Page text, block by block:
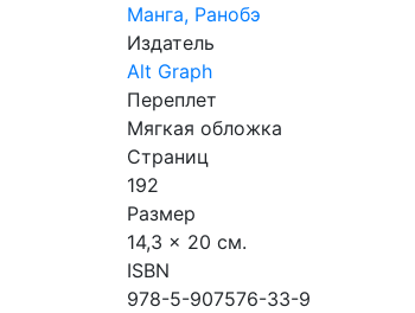
Манга, Ранобэ
Издатель
Alt Graph
Переплет
Мягкая обложка
Страниц
192
Размер
14,3 x 20 см.
ISBN
978-5-907576-33-9